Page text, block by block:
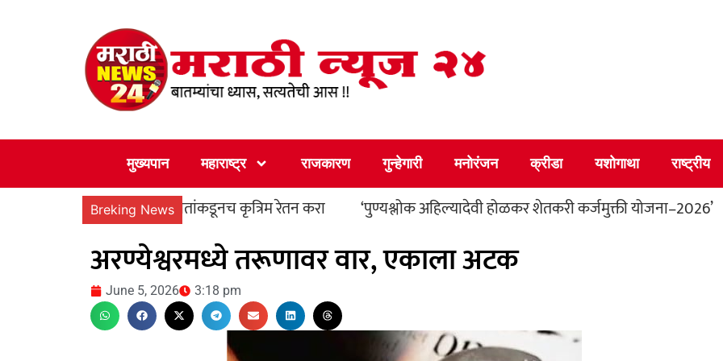
मुख्यपान महाराष्ट्र राजकारण गुन्हेगारी मनोरंजन क्रीडा यशोगाथा राष्ट्रीय
Breking News
नोंदणीकृत सेवादातांकडूनच कृत्रिम रेतन करा ‘पुण्यश्लोक अहिल्यादेवी होळकर शेतकरी कर्जमुक्ती योजना–2026’
अरण्येश्वरमध्ये तरूणावर वार, एकाला अटक
June 5, 2026 3:18 pm